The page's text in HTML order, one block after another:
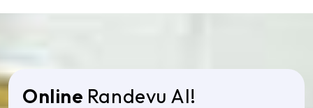
Online Randevu Al!